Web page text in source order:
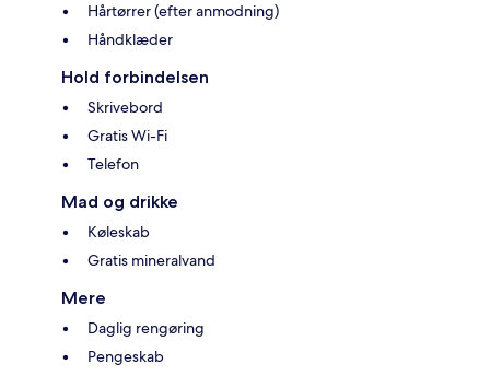
Hårtørrer (efter anmodning)
Håndklæder
Hold forbindelsen
Skrivebord
Gratis Wi-Fi
Telefon
Mad og drikke
Køleskab
Gratis mineralvand
Mere
Daglig rengøring
Pengeskab